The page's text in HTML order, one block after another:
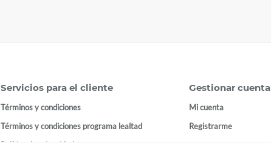
Servicios para el cliente
Términos y condiciones
Términos y condiciones programa lealtad
Gestionar cuenta
Mi cuenta
Registrarme